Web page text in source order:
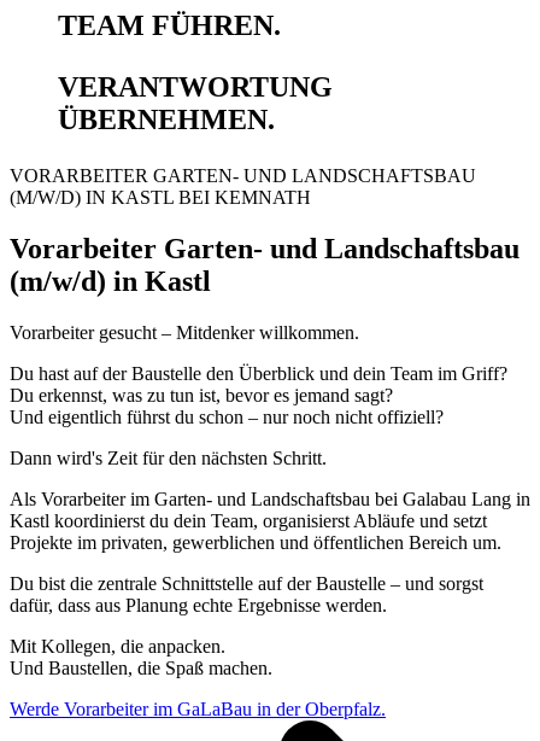
TEAM FÜHREN.
VERANTWORTUNG
ÜBERNEHMEN.
VORARBEITER GARTEN- UND LANDSCHAFTSBAU
(M/W/D) IN KASTL BEI KEMNATH
Vorarbeiter Garten- und Landschaftsbau
(m/w/d) in Kastl
Vorarbeiter gesucht – Mitdenker willkommen.
Du hast auf der Baustelle den Überblick und dein Team im Griff?
Du erkennst, was zu tun ist, bevor es jemand sagt?
Und eigentlich führst du schon – nur noch nicht offiziell?
Dann wird's Zeit für den nächsten Schritt.
Als Vorarbeiter im Garten- und Landschaftsbau bei Galabau Lang in
Kastl koordinierst du dein Team, organisierst Abläufe und setzt
Projekte im privaten, gewerblichen und öffentlichen Bereich um.
Du bist die zentrale Schnittstelle auf der Baustelle – und sorgst
dafür, dass aus Planung echte Ergebnisse werden.
Mit Kollegen, die anpacken.
Und Baustellen, die Spaß machen.
Werde Vorarbeiter im GaLaBau in der Oberpfalz.